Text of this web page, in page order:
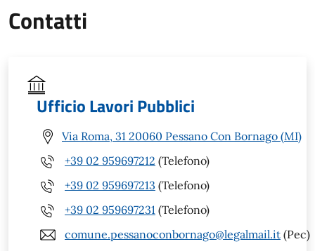
Contatti
Ufficio Lavori Pubblici
Via Roma, 31 20060 Pessano Con Bornago (MI)
+39 02 959697212 (Telefono)
+39 02 959697213 (Telefono)
+39 02 959697231 (Telefono)
comune.pessanoconbornago@legalmail.it (Pec)